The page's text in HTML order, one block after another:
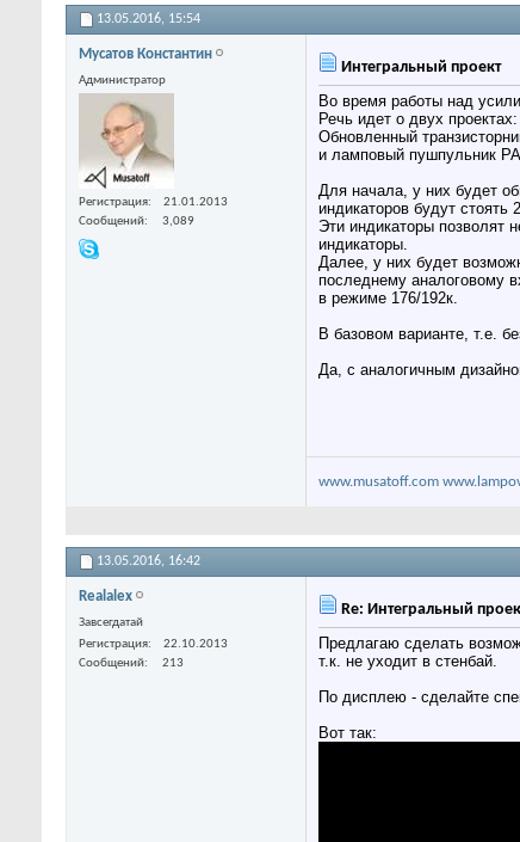
13.05.2016, 15:54
Мусатов Константин
Администратор
Регистрация
21.01.2013
Сообщений
3,089
Интегральный проект
Во время работы над
Речь идет о двух проектах:
Обновленный
и ламповый пушпульник
Для начала, у них будет
индикаторов будут
Эти индикаторы позволят
индикаторы.
Далее, у них будет
последнему аналоговому
в режиме 176/192к.
В базовом варианте, т.е.
Да, с аналогичным
www.musatoff.com
13.05.2016, 16:42
Realalex
Завсегдатай
Регистрация
22.10.2013
Сообщений
213
Re: Интегральный
Предлагаю сделать
т.к. не уходит в стенбай.
По дисплею - сделайте
Вот так: